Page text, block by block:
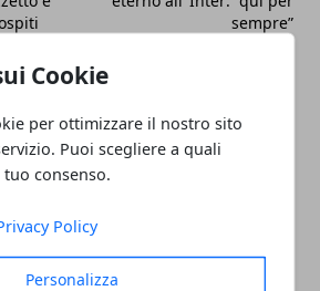
Cookie
per ottimizzare il nostro sito
Puoi scegliere a quali
consenso.
Policy
Personalizza
sempre”